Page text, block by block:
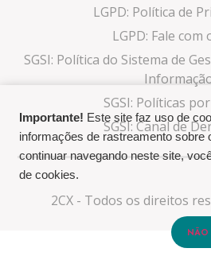
LGPD: Política de
LGPD: Fale com
SGSI: Política do Sistema de
SGSI: Políticas
SGSI: Canal de
2CX - Todos os direitos
Importante! Este site faz uso de
informações de rastreamento sobre
continuar navegando neste site,
de cookies.
NÃO